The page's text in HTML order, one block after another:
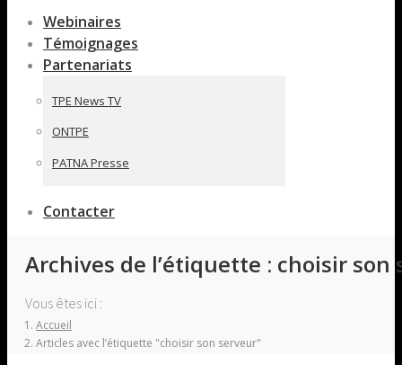
Webinaires
Témoignages
Partenariats
TPE News TV
ONTPE
PATNA Presse
Contacter
Archives de l’étiquette : choisir son
Vous êtes ici :
Accueil
Articles avec l’étiquette "choisir son serveur"